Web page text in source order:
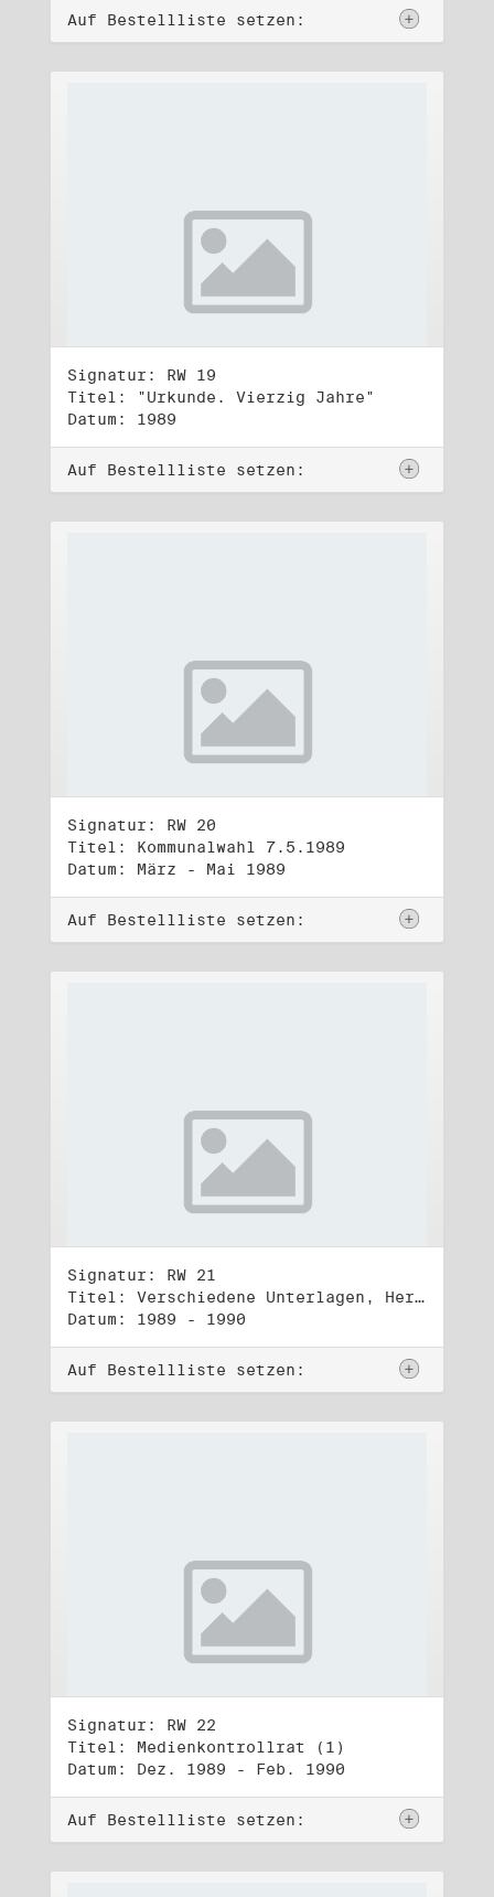
Auf Bestellliste setzen:
Signatur: RW 19
Titel: "Urkunde. Vierzig Jahre"
Datum: 1989
Auf Bestellliste setzen:
Signatur: RW 20
Titel: Kommunalwahl 7.5.1989
Datum: März - Mai 1989
Auf Bestellliste setzen:
Signatur: RW 21
Titel: Verschiedene Unterlagen, Herbst 1989 bis Herbst 1990
Datum: 1989 - 1990
Auf Bestellliste setzen:
Signatur: RW 22
Titel: Medienkontrollrat (1)
Datum: Dez. 1989 - Feb. 1990
Auf Bestellliste setzen: